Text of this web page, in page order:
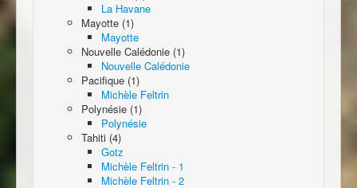
La Havane
Mayotte (1)
Mayotte
Nouvelle Calédonie (1)
Nouvelle Calédonie
Pacifique (1)
Michèle Feltrin
Polynésie (1)
Polynésie
Tahiti (4)
Gotz
Michèle Feltrin - 1
Michèle Feltrin - 2